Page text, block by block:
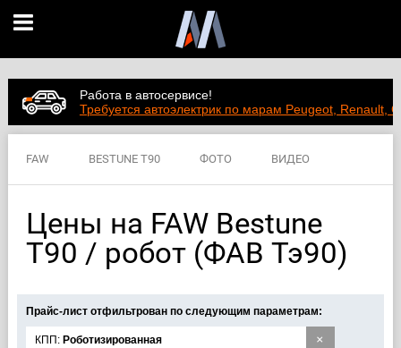
Работа в автосервисе!
Требуется автоэлектрик по марам Peugeot, Renault,
FAW BESTUNE T90 ФОТО ВИДЕО
Цены на FAW Bestune
T90 / робот (ФАВ Тэ90)
Прайс-лист отфильтрован по следующим параметрам:
×
КПП: Роботизированная